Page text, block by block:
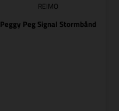
REIMO
Peggy Peg Signal Stormbånd